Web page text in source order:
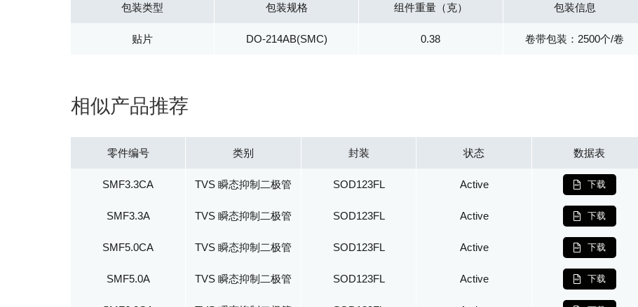
包装类型
贴片
包装规格
DO-214AB(SMC)
组件重量（克）
0.38
包装信息
卷带包装：2500个/卷
相似产品推荐
零件编号 类别 封装 状态 数据表
SMF3.3CA TVS 瞬态抑制二极管 SOD123FL Active 下载
SMF3.3A TVS 瞬态抑制二极管 SOD123FL Active 下载
SMF5.0CA TVS 瞬态抑制二极管 SOD123FL Active 下载
SMF5.0A TVS 瞬态抑制二极管 SOD123FL Active 下载